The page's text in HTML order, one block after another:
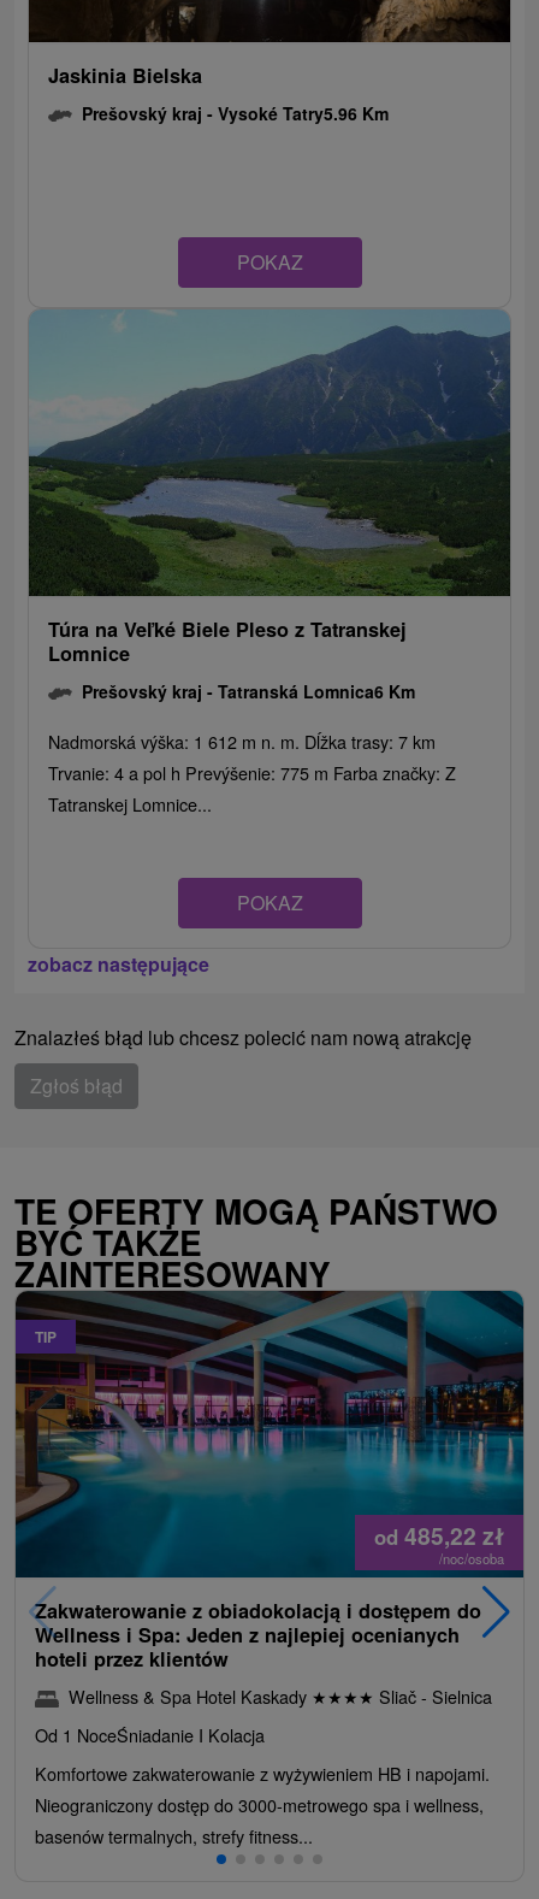
Jaskinia Bielska
Prešovský kraj -Vysoké Tatry5.96 Km
POKAZ
Túra na Veľké Biele Pleso z Tatranskej
Lomnice
Prešovský kraj -Tatranská Lomnica6 Km
Nadmorská výška: 1 612 m n. m. Dĺžka trasy: 7 km
Trvanie: 4 a pol h Prevýšenie: 775 m Farba značky: Z
Tatranskej Lomnice...
POKAZ
zobacz następujące
Znalazłeś błąd lub chcesz polecić nam nową atrakcję
Zgłoś błąd
TE OFERTY MOGĄ PAŃSTWO
BYĆ TAKŻE
ZAINTERESOWANY
TIP
od 485,22 zł
/noc/osoba
Zakwaterowanie z obiadokolacją i dostępem do
Wellness i Spa: Jeden z najlepiej ocenianych
hoteli przez klientów
Wellness & Spa Hotel Kaskady ★★★★ Sliač - Sielnica
Od 1 NoceŚniadanie I Kolacja
Komfortowe zakwaterowanie z wyżywieniem HB i napojami.
Nieograniczony dostęp do 3000-metrowego spa i wellness,
basenów termalnych, strefy fitness...